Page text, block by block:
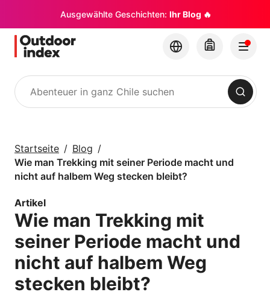
Ausgewählte Geschichten: Ihr Blog 🔥
Suchen
Startseite
Blog
Wie man Trekking mit seiner Periode macht und
nicht auf halbem Weg stecken bleibt?
Artikel
Wie man Trekking mit
seiner Periode macht und
nicht auf halbem Weg
stecken bleibt?
Erkunden Sie Chile
und seine Ecken mit
Outdoor Index